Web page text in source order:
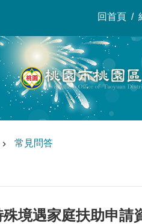
回首頁
常見問答
境遇家庭扶助申請